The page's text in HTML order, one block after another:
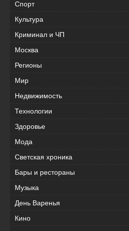
Спорт
Культура
Криминал и ЧП
Москва
Регионы
Мир
Недвижимость
Технологии
Здоровье
Мода
Светская хроника
Бары и рестораны
Музыка
День Варенья
Кино